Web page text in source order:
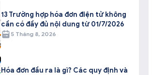
13 Trường hợp hóa đơn điện tử không
cần có đầy đủ nội dung từ 01/7/2026
5 Tháng 8, 2026
Hóa đơn đầu ra là gì? Các quy định và